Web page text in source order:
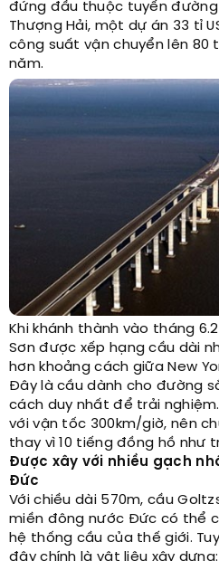
đứng đầu thuộc tuyến
Thượng Hải, một dự án 33 tỉ
công suất vận chuyển lên 80
năm.
Khi khánh thành vào tháng
Sơn được xếp hạng cầu dài
hơn khoảng cách giữa New
Đây là cầu dành cho đường
cách duy nhất để trải
với vận tốc 300km/giờ, nên
thay vì 10 tiếng đồng hồ như
Được xây với nhiều gạch
Đức
Với chiều dài 570m, cầu
miền đông nước Đức có thể
hệ thống cầu của thế giới.
đây chính là vật liệu xây